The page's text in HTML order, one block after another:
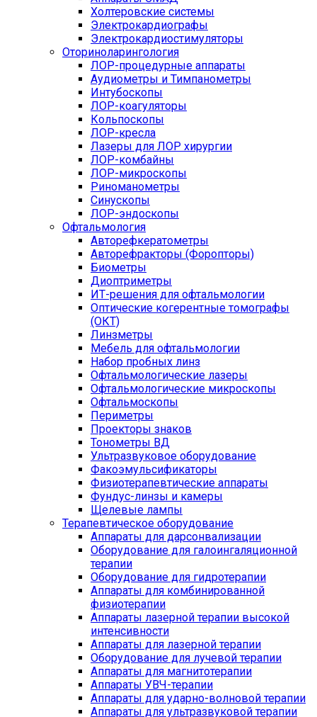
Холтеровские системы
Электрокардиографы
Электрокардиостимуляторы
Оториноларингология
ЛОР-процедурные аппараты
Аудиометры и Тимпанометры
Интубоскопы
ЛОР-коагуляторы
Кольпоскопы
ЛОР-кресла
Лазеры для ЛОР хирургии
ЛОР-комбайны
ЛОР-микроскопы
Риноманометры
Синускопы
ЛОР-эндоскопы
Офтальмология
Авторефкератометры
Авторефракторы (Форопторы)
Биометры
Диоптриметры
ИТ-решения для офтальмологии
Оптические когерентные томографы
(ОКТ)
Линзметры
Мебель для офтальмологии
Набор пробных линз
Офтальмологические лазеры
Офтальмологические микроскопы
Офтальмоскопы
Периметры
Проекторы знаков
Тонометры ВД
Ультразвуковое оборудование
Факоэмульсификаторы
Физиотерапевтические аппараты
Фундус-линзы и камеры
Щелевые лампы
Терапевтическое оборудование
Аппараты для дарсонвализации
Оборудование для галоингаляционной
терапии
Оборудование для гидротерапии
Аппараты для комбинированной
физиотерапии
Аппараты лазерной терапии высокой
интенсивности
Аппараты для лазерной терапии
Оборудование для лучевой терапии
Аппараты для магнитотерапии
Аппараты УВЧ-терапии
Аппараты для ударно-волновой терапии
Аппараты для ультразвуковой терапии